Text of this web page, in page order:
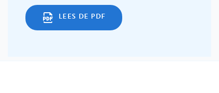
LEES DE PDF